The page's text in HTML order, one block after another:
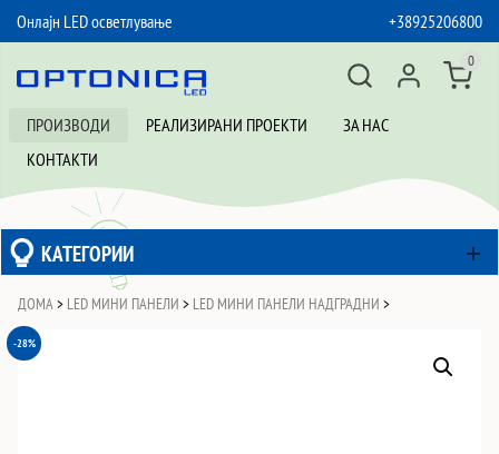
Онлајн LED осветлување
+38925206800
ПРОИЗВОДИ РЕАЛИЗИРАНИ ПРОЕКТИ
ЗА НАС
КОНТАКТИ
0
КАТЕГОРИИ
ДОМА > LED МИНИ ПАНЕЛИ > LED МИНИ ПАНЕЛИ НАДГРАДНИ >
-28%